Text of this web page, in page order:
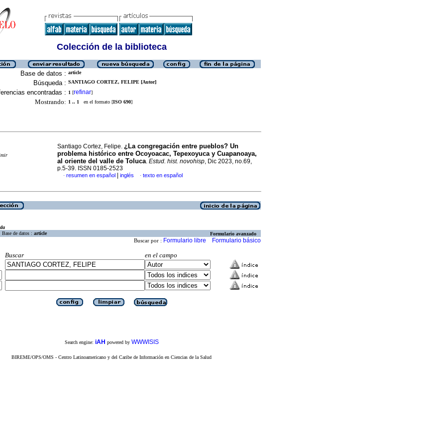
Colección de la biblioteca
Base de datos : article
Búsqueda : SANTIAGO CORTEZ, FELIPE [Autor]
encontradas : 1 [refinar]
Mostrando: 1 .. 1 en el formato [ISO 690]
Santiago Cortez, Felipe. ¿La congregación entre pueblos? Un
problema histórico entre Ocoyoacac, Tepexoyuca y Cuapanoaya,
al oriente del valle de Toluca. Estud. hist. novohisp, Dic 2023, no.69,
p.5-39. ISSN 0185-2523
· resumen en español inglés · texto en español
Base de datos : article Formulario avanzado
Buscar por : Formulario libre Formulario básico
Buscar
en el campo
Search engine: iAH powered by WWWISIS
BIREME/OPS/OMS - Centro Latinoamericano y del Caribe de Información en Ciencias de la Salud